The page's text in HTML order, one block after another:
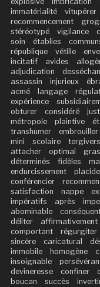
immatérialité
vitupérer
recommencement
stéréotypé
vigilance
soin
établies
république
vétille
incitatif
avides
adjudication
assassin
injurieux
acmé
langage
expérience
obturer
considéré
métropole
plaintive
transhumer
embrouiller
mini
scolaire
attacher
optimal
déterminés
fidèles
endurcissement
placide
conférencier
satisfaction
nappe
impératifs
après
abominable
déliter
affirmativement
comportant
régurgiter
sincère
caricatural
immobile
homogène
insoignable
devineresse
confiner
boucan
succès